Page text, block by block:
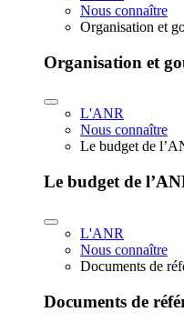
Nous connaître
Organisation et
Organisation et
L'ANR
Nous connaître
Le budget de
Le budget de
L'ANR
Nous connaître
Documents de
Documents de